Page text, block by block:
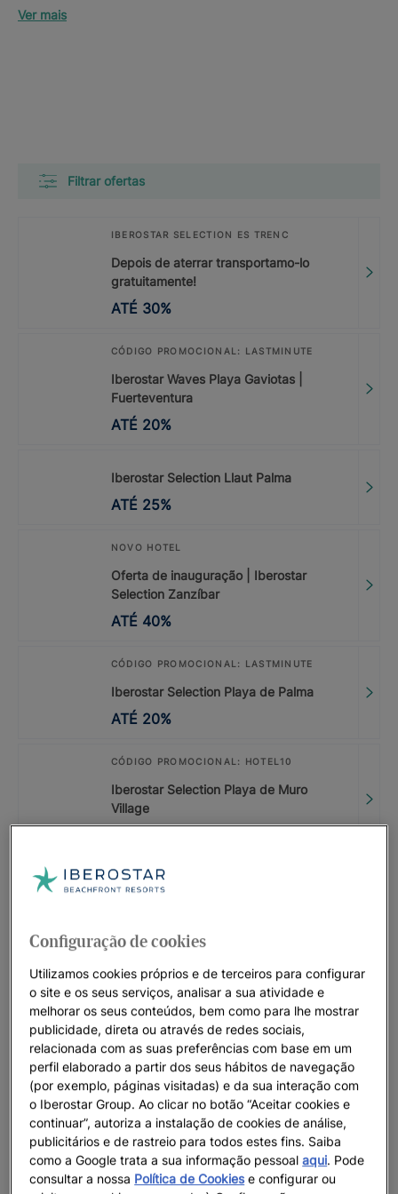
Ver mais
Filtrar ofertas
IBEROSTAR SELECTION ES TRENC
Depois de aterrar transportamo-lo
gratuitamente!
ATÉ 30%
CÓDIGO PROMOCIONAL: LASTMINUTE
Iberostar Waves Playa Gaviotas |
Fuerteventura
ATÉ 20%
Iberostar Selection Llaut Palma
ATÉ 25%
NOVO HOTEL
Oferta de inauguração | Iberostar
Selection Zanzíbar
ATÉ 40%
CÓDIGO PROMOCIONAL: LASTMINUTE
Iberostar Selection Playa de Palma
ATÉ 20%
CÓDIGO PROMOCIONAL: HOTEL10
Iberostar Selection Playa de Muro
Village
CÓDIGO PROMOCIONAL: LASTMINUTE
ATÉ 20%
CÓDIGO PROMOCIONAL: LASTMINUTE
Iberostar Selection Anthelia
ATÉ 20%
CÓDIGO PROMOCIONAL: LASTMINUTE
Iberostar Selection Kantaoui Bay |
Sousse
ATÉ 0 €
Configuração de cookies
Utilizamos cookies próprios e de terceiros para configurar
o site e os seus serviços, analisar a sua atividade e
melhorar os seus conteúdos, bem como para lhe mostrar
publicidade, direta ou através de redes sociais,
relacionada com as suas preferências com base em um
perfil elaborado a partir dos seus hábitos de navegação
(por exemplo, páginas visitadas) e da sua interação com
o Iberostar Group. Ao clicar no botão “Aceitar cookies e
continuar”, autoriza a instalação de cookies de análise,
publicitários e de rastreio para todos estes fins. Saiba
como a Google trata a sua informação pessoalaqui. Pode
consultar a nossa Política de Cookiese configurar ou